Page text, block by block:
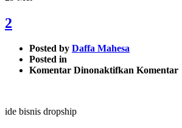
2
Posted by Daffa Mahesa
Posted in
Komentar Dinonaktifkan pada
Komentar
ide bisnis dropship